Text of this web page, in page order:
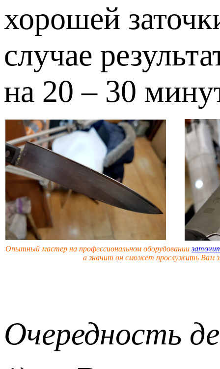
хорошей
случае
на 20 – 30
Опытный мастер на профессиональном оборудовании
а значит он сможет прослужить Вам
Очередность